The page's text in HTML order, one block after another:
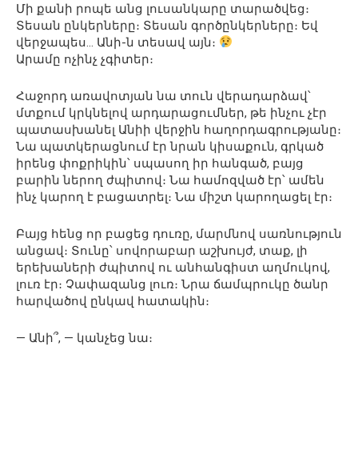
Մի քանի րոպե անց լուսանկարը տարածվեց։
Տեսան ընկերները։ Տեսան գործընկերները։ Եվ
վերջապես… Անի-ն տեսավ այն։
Արամը ոչինչ չգիտեր։
Հաջորդ առավոտյան նա տուն վերադարձավ՝
մտքում կրկնելով արդարացումներ, թե ինչու չէր
պատասխանել Անիի վերջին հաղորդագրությանը։
Նա պատկերացնում էր նրան կիսաքուն, գրկած
իրենց փոքրիկին՝ սպասող իր հանգած, բայց
բարին ներող ժպիտով։ Նա համոզված էր՝ ամեն
ինչ կարող է բացատրել։ Նա միշտ կարողացել էր։
Բայց հենց որ բացեց դուռը, մարմնով սառնություն
անցավ։ Տունը՝ սովորաբար աշխույժ, տաք, լի
երեխաների ժպիտով ու անհանգիստ աղմուկով,
լուռ էր։ Չափազանց լուռ։ Նրա ճամպրուկը ծանր
հարվածով ընկավ հատակին։
— Անի՞, — կանչեց նա։